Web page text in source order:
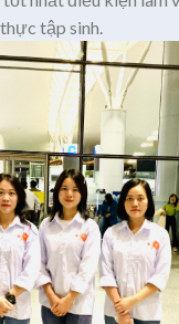
tập sinh.